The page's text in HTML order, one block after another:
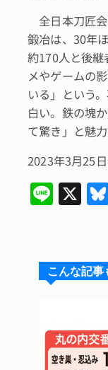
全日本刀匠
鍛冶は、30年
約170人と後
メやゲームの
いる」という
白い。鉄の塊
て驚き」と魅力
2023年3月25
Li
n
X
こんな記事